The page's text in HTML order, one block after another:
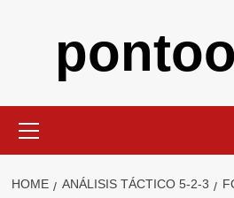
Menu
HOME ANÁLISIS TÁCTICO 5-2-3